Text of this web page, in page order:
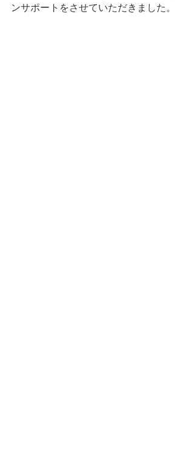
ンサポートをさせていただきました。